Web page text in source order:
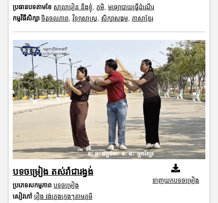
ប្រធានបទតាមខែ សាលារៀន និងខ្ញុំ ភូមិ, មធ្យោបាយធ្វើដំណើរ
កម្មវិធីសិក្សា ចិត្តចលភាព វិទ្យាសាស្រ្ត សិក្សាសង្គម, ភាសាខ្មែរ
បទចម្រៀង តស់រាំជារង្វង់
ប្រភេទសកម្មភាព បទចម្រៀង
សៀវភៅ រឿង វង់ភ្លេងក្មេងៗតាមភូមិ
ទាញយកបទចម្រៀង